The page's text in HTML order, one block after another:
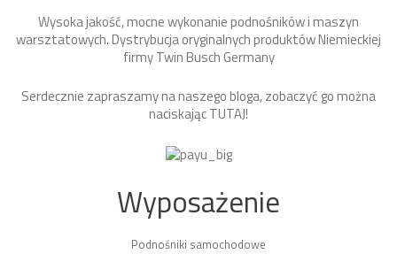
Wysoka jakość, mocne wykonanie podnośników i maszyn
warsztatowych. Dystrybucja oryginalnych produktów Niemieckiej
firmy Twin Busch Germany
Serdecznie zapraszamy na naszego bloga, zobaczyć go można
naciskającTUTAJ!
Wyposażenie
Podnośniki samochodowe